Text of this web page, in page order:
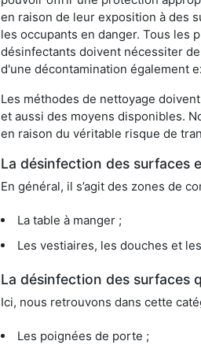
en raison de leur exposition à des
les occupants en danger. Tous les
désinfectants doivent nécessiter
d'une décontamination également
Les méthodes de nettoyage
et aussi des moyens disponibles.
en raison du véritable risque de
La désinfection des surfaces
En général, il s’agit des zones de
La table à manger ;
Les vestiaires, les douches et
La désinfection des surfaces
Ici, nous retrouvons dans cette
Les poignées de porte ;